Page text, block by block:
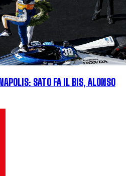
SATO FA IL BIS, ALONSO